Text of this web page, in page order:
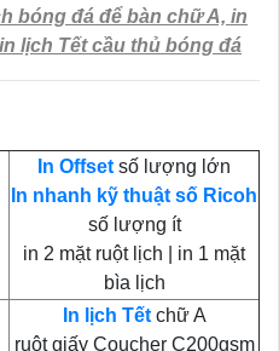
bóng đá để bàn chữ A, in
lịch Tết cầu thủ bóng đá
In Offsetsố lượng lớn
In nhanh kỹ thuật số Ricoh
số lượng ít
in 2 mặt ruột lịch | in 1 mặt
bìa lịch
In lịch Tếtchữ A
ruột giấy Coucher C200gsm